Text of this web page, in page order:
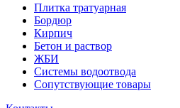
Плитка тратуарная
Бордюр
Кирпич
Бетон и раствор
ЖБИ
Системы водоотвода
Сопутствующие товары